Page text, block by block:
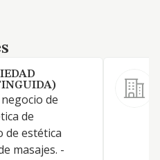
de
de
de estética
masajes. -